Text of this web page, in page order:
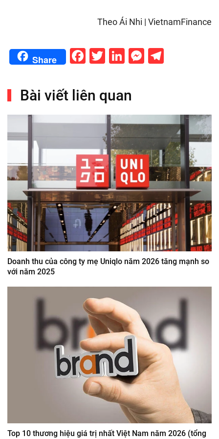
Theo Ái Nhi | VietnamFinance
Share Facebook
Twitter
LinkedIn
Bài viết liên quan
Doanh thu của công ty mẹ Uniqlo năm 2026 tăng mạnh so
với năm 2025
Top 10 thương hiệu giá trị nhất Việt Nam năm 2026 (tổng